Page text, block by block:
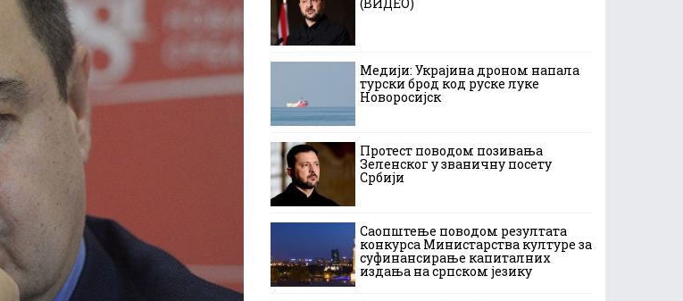
Медији: Украјина дроном напала
турски брод код руске луке
Новоросијск
Протест поводом позивања
Зеленског у званичну посету
Србији
Саопштење поводом резултата
конкурса Министарства културе за
суфинансирање капиталних
издања на српском језику